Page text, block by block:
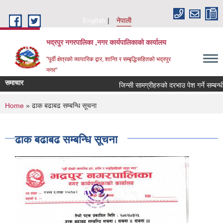
English
नेपाली
भद्रपुर नगरपालिका ,नगर कार्यपालिकाको कार्यालय
"पूर्वी क्षेत्रको व्यापारिक द्वार, शान्ति र सम्बृद्धिसहितको भद्रपुर
नगर"
समाचार जिन्सी सामग्रीहरुको दरभाउ पेश गर्ने सम्बन्धी
You are here
Home » ढाक बढाबढ सम्बन्धि सूचना
ढाक बढाबढ सम्बन्धि सूचना